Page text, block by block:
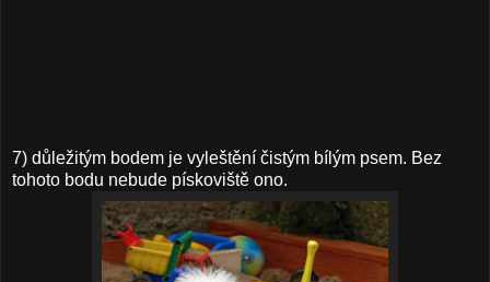
7) důležitým bodem je vyleštění čistým bílým psem. Bez
tohoto bodu nebude pískoviště ono.